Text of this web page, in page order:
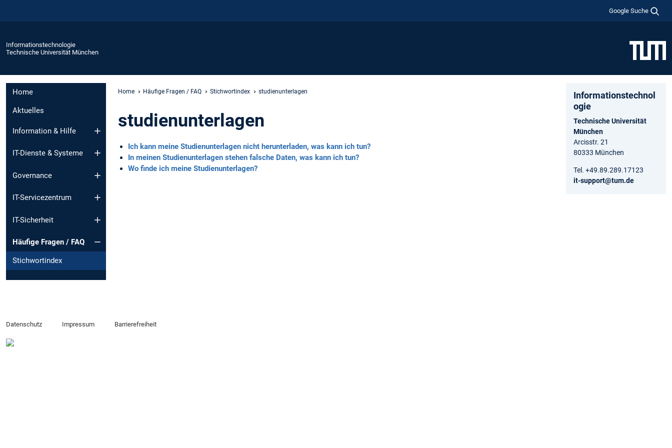
Google Suche
Informationstechnologie
Technische Universität München
Home
Aktuelles
Information & Hilfe
IT-Dienste & Systeme
Governance
IT-Servicezentrum
IT-Sicherheit
Häufige Fragen / FAQ
Stichwortindex
Home Häufige Fragen / FAQ Stichwortindex studienunterlagen
studienunterlagen
Ich kann meine Studienunterlagen nicht herunterladen, was kann ich tun?
In meinen Studienunterlagen stehen falsche Daten, was kann ich tun?
Wo finde ich meine Studienunterlagen?
Informationstechnol
ogie
Technische Universität
München
Arcisstr. 21
80333 München
Tel. +49.89.289.17123
it-support@tum.de
Datenschutz Impressum Barrierefreiheit